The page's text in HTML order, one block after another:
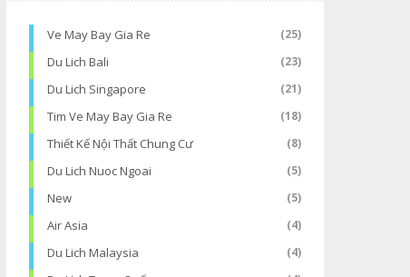
Ve May Bay Gia Re (25)
Du Lich Bali (23)
Du Lich Singapore (21)
Tim Ve May Bay Gia Re (18)
Thiết Kế Nội Thất Chung Cư (8)
Du Lich Nuoc Ngoai (5)
New (5)
Air Asia (4)
Du Lich Malaysia (4)